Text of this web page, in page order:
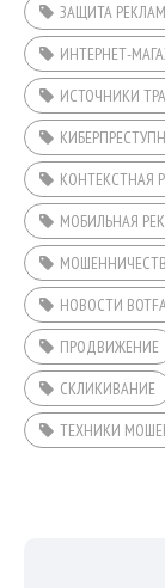
ЗАЩИТА
ИНТЕРНЕТ-
ИСТОЧНИКИ
КОНТЕКСТНАЯ
МОБИЛЬНАЯ
НОВОСТИ
ПРОДВИЖЕНИЕ
СКЛИКИВАНИЕ
ТЕХНИКИ